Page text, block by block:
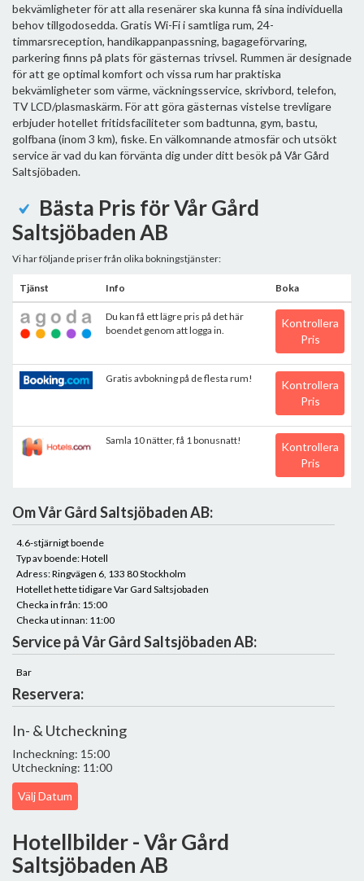
bekvämligheter för att alla resenärer ska kunna få sina individuella
behov tillgodosedda. Gratis Wi-Fi i samtliga rum, 24-
timmarsreception, handikappanpassning, bagageförvaring,
parkering finns på plats för gästernas trivsel. Rummen är designade
för att ge optimal komfort och vissa rum har praktiska
bekvämligheter som värme, väckningsservice, skrivbord, telefon,
TV LCD/plasmaskärm. För att göra gästernas vistelse trevligare
erbjuder hotellet fritidsfaciliteter som badtunna, gym, bastu,
golfbana (inom 3 km), fiske. En välkomnande atmosfär och utsökt
service är vad du kan förvänta dig under ditt besök på Vår Gård
Saltsjöbaden.
Bästa Pris för Vår Gård
Saltsjöbaden AB
Vi har följande priser från olika bokningstjänster:
Tjänst Info Boka
Du kan få ett lägre pris på det här
boendet genom att logga in.
Kontrollera
Pris
Gratis avbokning på de flesta rum!
Kontrollera
Pris
Samla 10 nätter, få 1 bonusnatt!
Kontrollera
Pris
Om Vår Gård Saltsjöbaden AB:
4.6-stjärnigt boende
Typ av boende: Hotell
Adress: Ringvägen 6, 133 80 Stockholm
Hotellet hette tidigare Var Gard Saltsjobaden
Checka in från: 15:00
Checka ut innan: 11:00
Service på Vår Gård Saltsjöbaden AB:
Bar
Reservera:
In- & Utcheckning
Incheckning: 15:00
Utcheckning: 11:00
Välj Datum
Hotellbilder - Vår Gård
Saltsjöbaden AB